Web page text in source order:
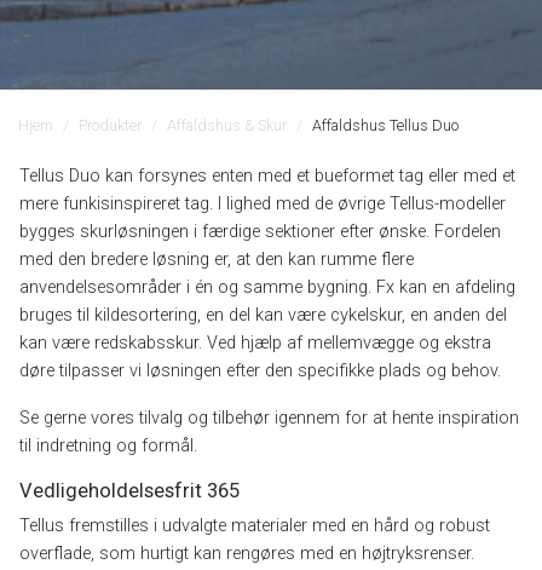
Hjem Produkter Affaldshus & Skur Affaldshus Tellus Duo
Tellus Duo kan forsynes enten med et bueformet tag eller med et
mere funkisinspireret tag. I lighed med de øvrige Tellus-modeller
bygges skurløsningen i færdige sektioner efter ønske. Fordelen
med den bredere løsning er, at den kan rumme flere
anvendelsesområder i én og samme bygning. Fx kan en afdeling
bruges til kildesortering, en del kan være cykelskur, en anden del
kan være redskabsskur. Ved hjælp af mellemvægge og ekstra
døre tilpasser vi løsningen efter den specifikke plads og behov.
Se gerne vores tilvalg og tilbehør igennem for at hente inspiration
til indretning og formål.
Vedligeholdelsesfrit 365
Tellus fremstilles i udvalgte materialer med en hård og robust
overflade, som hurtigt kan rengøres med en højtryksrenser.